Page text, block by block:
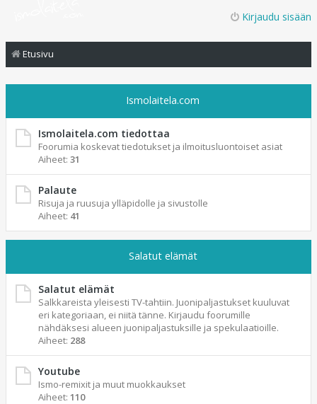
Kirjaudu sisään
Etusivu
Ismolaitela.com
Ismolaitela.com tiedottaa
Foorumia koskevat tiedotukset ja ilmoitusluontoiset asiat
Aiheet: 31
Palaute
Risuja ja ruusuja ylläpidolle ja sivustolle
Aiheet: 41
Salatut elämät
Salatut elämät
Salkkareista yleisesti TV-tahtiin. Juonipaljastukset kuuluvat
eri kategoriaan, ei niitä tänne. Kirjaudu foorumille
nähdäksesi alueen juonipaljastuksille ja spekulaatioille.
Aiheet: 288
Youtube
Ismo-remixit ja muut muokkaukset
Aiheet: 110